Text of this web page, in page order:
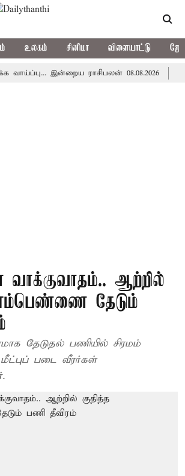
உலகம் சினிமா விளையாட்டு
இன்றைய ராசிபலன் 08.08.2026
வாக்குவாதம்.. ஆற்றில்
தேடும்
தேடுதல் பணியில் சிரமம்
படை வீரர்கள்